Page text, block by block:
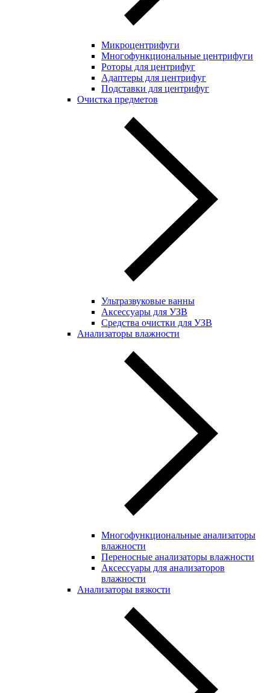
Микроцентрифуги
Многофункциональные центрифуги
Роторы для центрифуг
Адаптеры для центрифуг
Подставки для центрифуг
Очистка предметов
Ультразвуковые ванны
Аксессуары для УЗВ
Средства очистки для УЗВ
Анализаторы влажности
Многофункциональные анализаторы
влажности
Переносные анализаторы влажности
Аксессуары для анализаторов
влажности
Анализаторы вязкости